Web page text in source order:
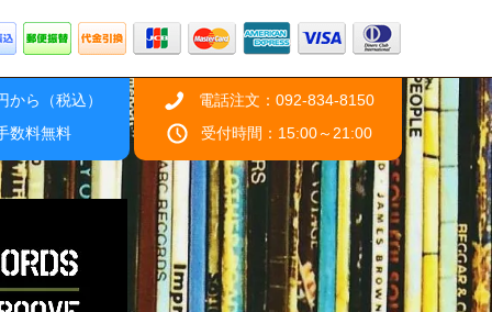
ら（税込）
数料無料
電話注文：092-834-8150
受付時間：15:00～21:00